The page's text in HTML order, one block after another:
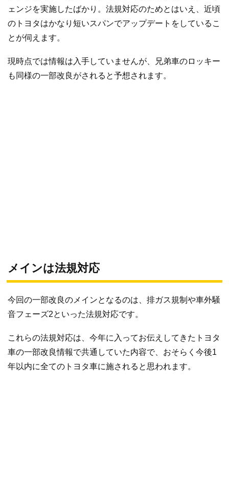
ェンジを実施したばかり。法規対応のためとはいえ、近頃
のトヨタはかなり短いスパンでアップデートをしているこ
とが伺えます。
現時点では情報は入手していませんが、兄弟車のロッキー
も同様の一部改良がされると予想されます。
メインは法規対応
今回の一部改良のメインとなるのは、排ガス規制や車外騒
音フェーズ2といった法規対応です。
これらの法規対応は、今年に入ってお伝えしてきたトヨタ
車の一部改良情報で共通していた内容で、おそらく今後1
年以内に全てのトヨタ車に施されると思われます。